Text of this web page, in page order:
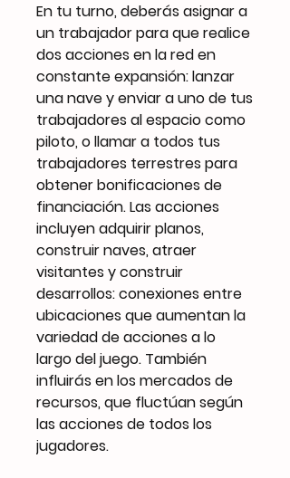
En tu turno, deberás asignar a
un trabajador para que realice
dos acciones en la red en
constante expansión: lanzar
una nave y enviar a uno de tus
trabajadores al espacio como
piloto, o llamar a todos tus
trabajadores terrestres para
obtener bonificaciones de
financiación. Las acciones
incluyen adquirir planos,
construir naves, atraer
visitantes y construir
desarrollos: conexiones entre
ubicaciones que aumentan la
variedad de acciones a lo
largo del juego. También
influirás en los mercados de
recursos, que fluctúan según
las acciones de todos los
jugadores.